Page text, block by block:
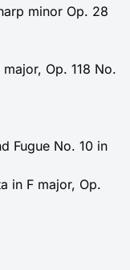
minor Op. 28
Op. 118 No.
Fugue No. 10 in
in F major, Op.